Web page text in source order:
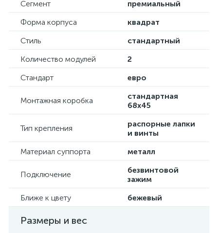
Сегмент
премиальный
Форма корпуса
квадрат
Стиль
стандартный
Количество модулей
2
Стандарт
евро
Монтажная коробка
стандартная
68х45
Тип крепления
распорные лапки
и винты
Материал суппорта
металл
Подключение
безвинтовой
зажим
Ближе к цвету
бежевый
Размеры и вес